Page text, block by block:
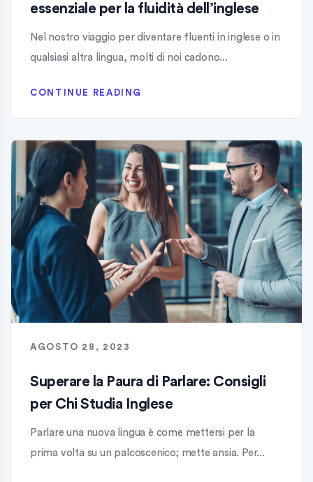
essenziale per la fluidità dell’inglese
Nel nostro viaggio per diventare fluenti in inglese o in
qualsiasi altra lingua, molti di noi cadono...
CONTINUE READING
AGOSTO 28, 2023
Superare la Paura di Parlare: Consigli
per Chi Studia Inglese
Parlare una nuova lingua è come mettersi per la
prima volta su un palcoscenico; mette ansia. Per...